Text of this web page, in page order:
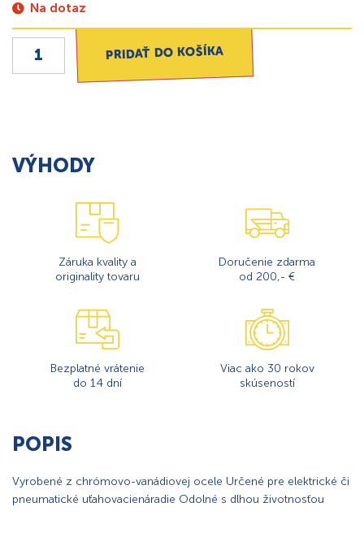
Na dotaz
PRIDAŤ DO KOŠÍKA
VÝHODY
Záruka kvality a
originality tovaru
Doručenie zdarma
od 200,- €
Bezplatné vrátenie
do 14 dní
Viac ako 30 rokov
skúseností
POPIS
Vyrobené z chrómovo-vanádiovej ocele Určené pre elektrické či
pneumatické uťahovacienáradie Odolné s dlhou životnosťou